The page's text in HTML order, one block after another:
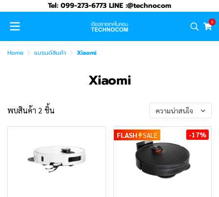
Tel: 099-273-6773 LINE :@technocom
0
Home แบรนด์สินค้า Xiaomi
Xiaomi
พบสินค้า 2 ชิ้น ความน่าสนใจ
FLASH SALE -17%